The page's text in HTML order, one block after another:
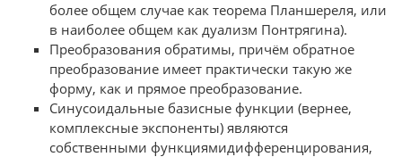
более общем случае как теорема Планшереля, или
в наиболее общем как дуализм Понтрягина).
Преобразования обратимы, причём обратное
преобразование имеет практически такую же
форму, как и прямое преобразование.
Синусоидальные базисные функции (вернее,
комплексные экспоненты) являются
собственными функциямидифференцирования,